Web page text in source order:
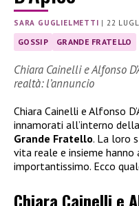
SARA GUGLIELMETTI |22
GOSSIP GRANDE FRATELLO
Chiara Cainelli e Alfonso
realtà: l’annuncio
Chiara Cainelli e Alfonso
innamorati all’interno
Grande Fratello. La loro
vita reale e insieme
importantissimo. Ecco
Chiara Cainelli e